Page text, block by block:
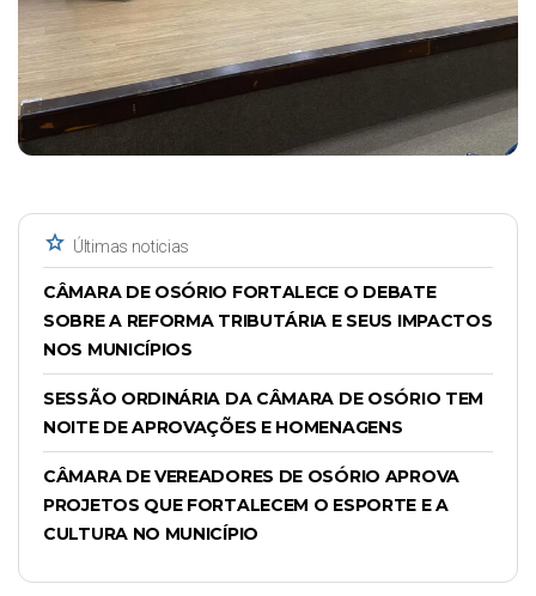
star Últimas noticias
CÂMARA DE OSÓRIO FORTALECE O DEBATE
SOBRE A REFORMA TRIBUTÁRIA E SEUS IMPACTOS
NOS MUNICÍPIOS
SESSÃO ORDINÁRIA DA CÂMARA DE OSÓRIO TEM
NOITE DE APROVAÇÕES E HOMENAGENS
CÂMARA DE VEREADORES DE OSÓRIO APROVA
PROJETOS QUE FORTALECEM O ESPORTE E A
CULTURA NO MUNICÍPIO